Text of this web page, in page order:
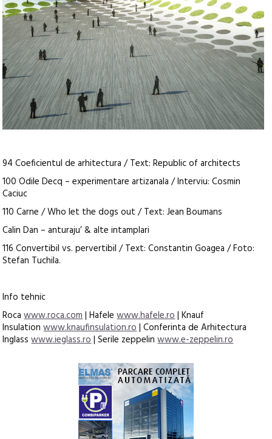
94 Coeficientul de arhitectura / Text: Republic of architects
100 Odile Decq – experimentare artizanala / Interviu: Cosmin
Caciuc
110 Carne / Who let the dogs out / Text: Jean Boumans
Calin Dan – anturaju’ & alte intamplari
116 Convertibil vs. pervertibil / Text: Constantin Goagea / Foto:
Stefan Tuchila.
Info tehnic
Rocawww.roca.com| Hafelewww.hafele.ro| Knauf
Insulationwww.knaufinsulation.ro| Conferinta de Arhitectura
Inglasswww.ieglass.ro| Serile zeppelinwww.e-zeppelin.ro